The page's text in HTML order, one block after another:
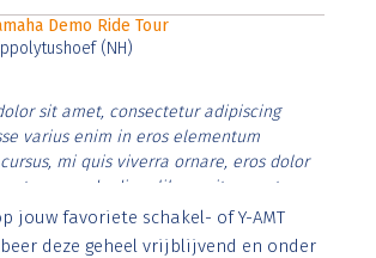
Demo Ride Tour
(NH)
sit amet, consectetur adipiscing
varius enim in eros elementum
mi quis viverra ornare, eros dolor
ut commodo diam libero vitae erat.
nibh et justo cursus id rutrum lorem
ut sem vitae risus tristique posuere.
jouw favoriete schakel- of Y-AMT
deze geheel vrijblijvend en onder